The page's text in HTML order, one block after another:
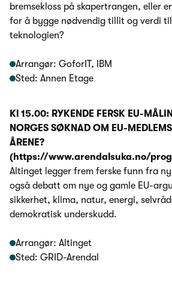
bremsekloss på skapertrangen, eller
for å bygge nødvendig tillit og verdi
teknologien?
Arrangør: GoforIT, IBM
Sted: Annen Etage
Kl 15.00: RYKENDE FERSK EU-
NORGES SØKNAD OM EU-
ÅRENE?
(https://www.arendalsuka.no/
Altinget legger frem ferske funn fra
også debatt om nye og gamle EU-
sikkerhet, klima, natur, energi,
demokratisk underskudd.
Arrangør: Altinget
Sted: GRID-Arendal